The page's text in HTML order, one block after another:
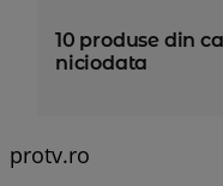
10 produse din
niciodata
protv.ro